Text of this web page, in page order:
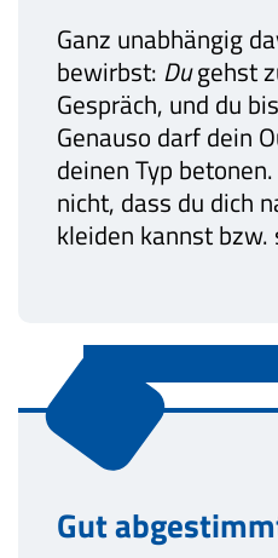
Ganz unabhängig
bewirbst: Dugehst
Gespräch, und du
Genauso darf dein
deinen Typ
nicht, dass du dich
kleiden kannst bzw.
Gut